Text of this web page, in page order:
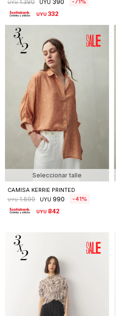
UYU 1.390 UYU 71
UYU332
Seleccionar talle
CAMISA KERRIE PRINTED
UYU 1.690 UYU 990 41
UYU 842